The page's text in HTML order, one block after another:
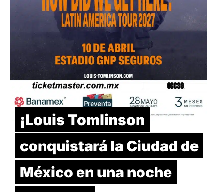
¡Louis Tomlinson
conquistará la Ciudad de
México en una noche